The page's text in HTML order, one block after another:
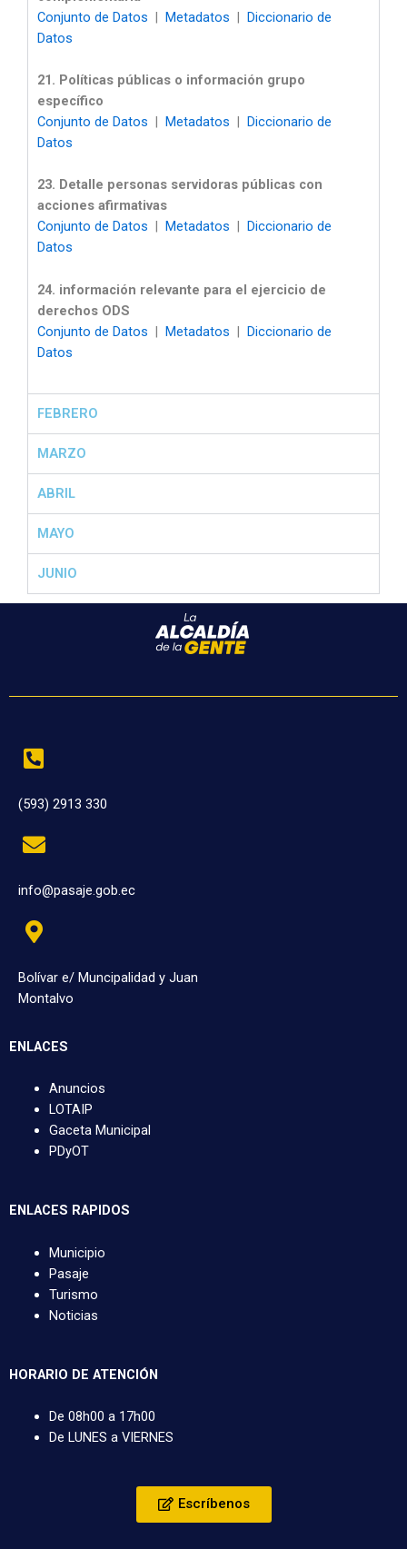
Conjunto de Datos | Metadatos | Diccionario de
Datos
21. Políticas públicas o información grupo
específico
Conjunto de Datos | Metadatos | Diccionario de
Datos
23. Detalle personas servidoras públicas con
acciones afirmativas
Conjunto de Datos
Metadatos
Diccionario de
Datos
24. información relevante para el ejercicio de
derechos ODS
Conjunto de Datos | Metadatos | Diccionario de
Datos
FEBRERO
MARZO
ABRIL
MAYO
JUNIO
(593) 2913 330
info@pasaje.gob.ec
Bolívar e/ Muncipalidad y Juan
Montalvo
ENLACES
Anuncios
LOTAIP
Gaceta Municipal
PDyOT
ENLACES RAPIDOS
Municipio
Pasaje
Turismo
Noticias
HORARIO DE ATENCIÓN
De 08h00 a 17h00
De LUNES a VIERNES
Escríbenos